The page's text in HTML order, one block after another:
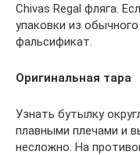
Chivas Regal фляга.
упаковки из
фальсификат.
Оригинальная тара
Узнать бутылку
плавными плечами и
несложно. На